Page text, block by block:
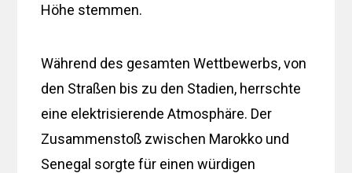
Höhe stemmen.
Während des gesamten Wettbewerbs, von
den Straßen bis zu den Stadien, herrschte
eine elektrisierende Atmosphäre. Der
Zusammenstoß zwischen Marokko und
Senegal sorgte für einen würdigen